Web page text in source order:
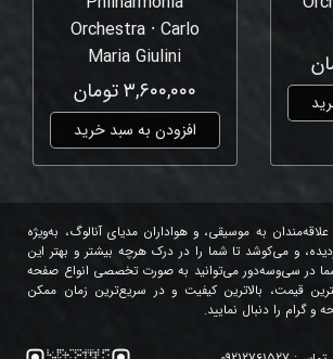
Orchestra ⸱ Carlo
Maria Giulini
۳,۶۰۰,۰۰۰ تومان
افزودن به سبد خرید
به موسیقی، و هواداران مدیای آنالوگ، به‌ویژه
و می‌کوشد تا شما را در درک هرچه بیشتر و بهتر این
در سی‌وسه‌دور می‌توانید به صورت تخصصی انواع صفحه
قیمت، بالاترین کیفیت و در سریع‌ترین زمان ممکن
گرام را دنبال نمایید.